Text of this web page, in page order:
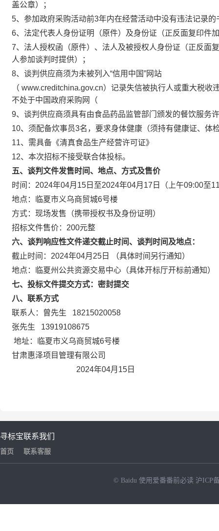
盖公章）；
5、参加政府采购活动前3年内在经营活动中没有违法记录的
6、法定代表人身份证明（原件）及身份证（正反面复印件
7、法人授权函（原件）、法人及被授权人身份证（正反面
人参加谈判时提供）；
8、谈判供应商须为未被列入“信用中国”网站
（ www.creditchina.gov.cn）记录失信被执行人或重大税
不处于中国政府采购网（
9、谈判供应商须具有由食品药品监管部门颁发的餐饮服务
10、须配备炊事员3名，要求身体健康（须持有健康证、体
11、需具备《清真食品生产经营许可证》
12、本次招标不接受联合体投标。
五、谈判文件发售时间、地点、方式及售价
时间：2024年04月15日至2024年04月17日（上午09:00至
地点：临夏市义乌商贸城6号楼
方式：现场发售（携带授权书及身份证明）
招标文件售价：200元整
六、谈判响应性文件递交截止时间、谈判时间及地点：
截止时间：2024年04月25日 （具体时间另行通知）
地点：临夏州公共资源交易中心（具体开标厅开标前通知）
七、投标文件提交方式：密封提交
八、联系方式
联系人：曾先生 18215020058
张先生 13919108675
地址：临夏市义乌商贸城6号楼
甘肃惠泽项目管理有限公司
2024年04月15日
寻标宝
首页
联系我们
联系客服
© Baidu 使用爱番番前必读 沪ICP